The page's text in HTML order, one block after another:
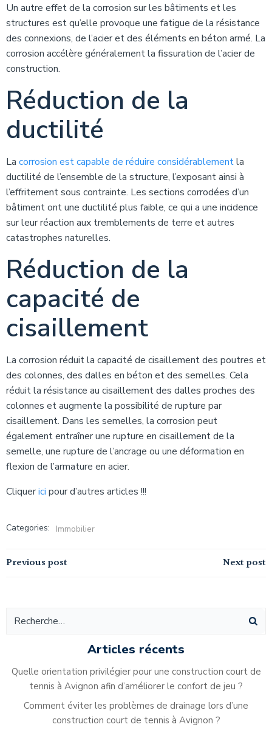
Un autre effet de la corrosion sur les bâtiments et les
structures est qu’elle provoque une fatigue de la résistance
des connexions, de l’acier et des éléments en béton armé. La
corrosion accélère généralement la fissuration de l’acier de
construction.
Réduction de la
ductilité
La corrosion est capable de réduire considérablementla
ductilité de l’ensemble de la structure, l’exposant ainsi à
l’effritement sous contrainte. Les sections corrodées d’un
bâtiment ont une ductilité plus faible, ce qui a une incidence
sur leur réaction aux tremblements de terre et autres
catastrophes naturelles.
Réduction de la
capacité de
cisaillement
La corrosion réduit la capacité de cisaillement des poutres et
des colonnes, des dalles en béton et des semelles. Cela
réduit la résistance au cisaillement des dalles proches des
colonnes et augmente la possibilité de rupture par
cisaillement. Dans les semelles, la corrosion peut
également entraîner une rupture en cisaillement de la
semelle, une rupture de l’ancrage ou une déformation en
flexion de l’armature en acier.
Cliquerici pour d’autres articles !!!
Categories: Immobilier
Navigation
l’article
Previous post Navigation
Next post
Articles récents
Quelle orientation privilégier pour une construction court de
tennis à Avignon afin d’améliorer le confort de jeu ?
Comment éviter les problèmes de drainage lors d’une
construction court de tennis à Avignon ?